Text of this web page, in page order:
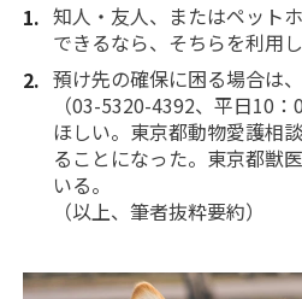
知人・友人、またはペット
できるなら、そちらを利用し
預け先の確保に困る場合は
（03-5320-4392、平日10
ほしい。東京都動物愛護相
ることになった。東京都獣
いる。
（以上、筆者抜粋要約）